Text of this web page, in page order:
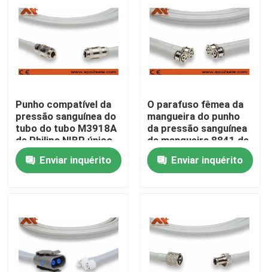
Fábrica
Controle de Qualidade
Fale Conosco
notícias
cabos do monitor paciente
sensor spo2 reutilizável
Punho compatível da
pressão sanguínea do
tubo do tubo M3918A
de Philips NIBP único
para o adulto
Enviar inquérito
O parafuso fêmea da
mangueira do punho
da pressão sanguínea
da mangueira 8841 de
Critikon Dinamap NIBP
rosqueouEnviar inquérito